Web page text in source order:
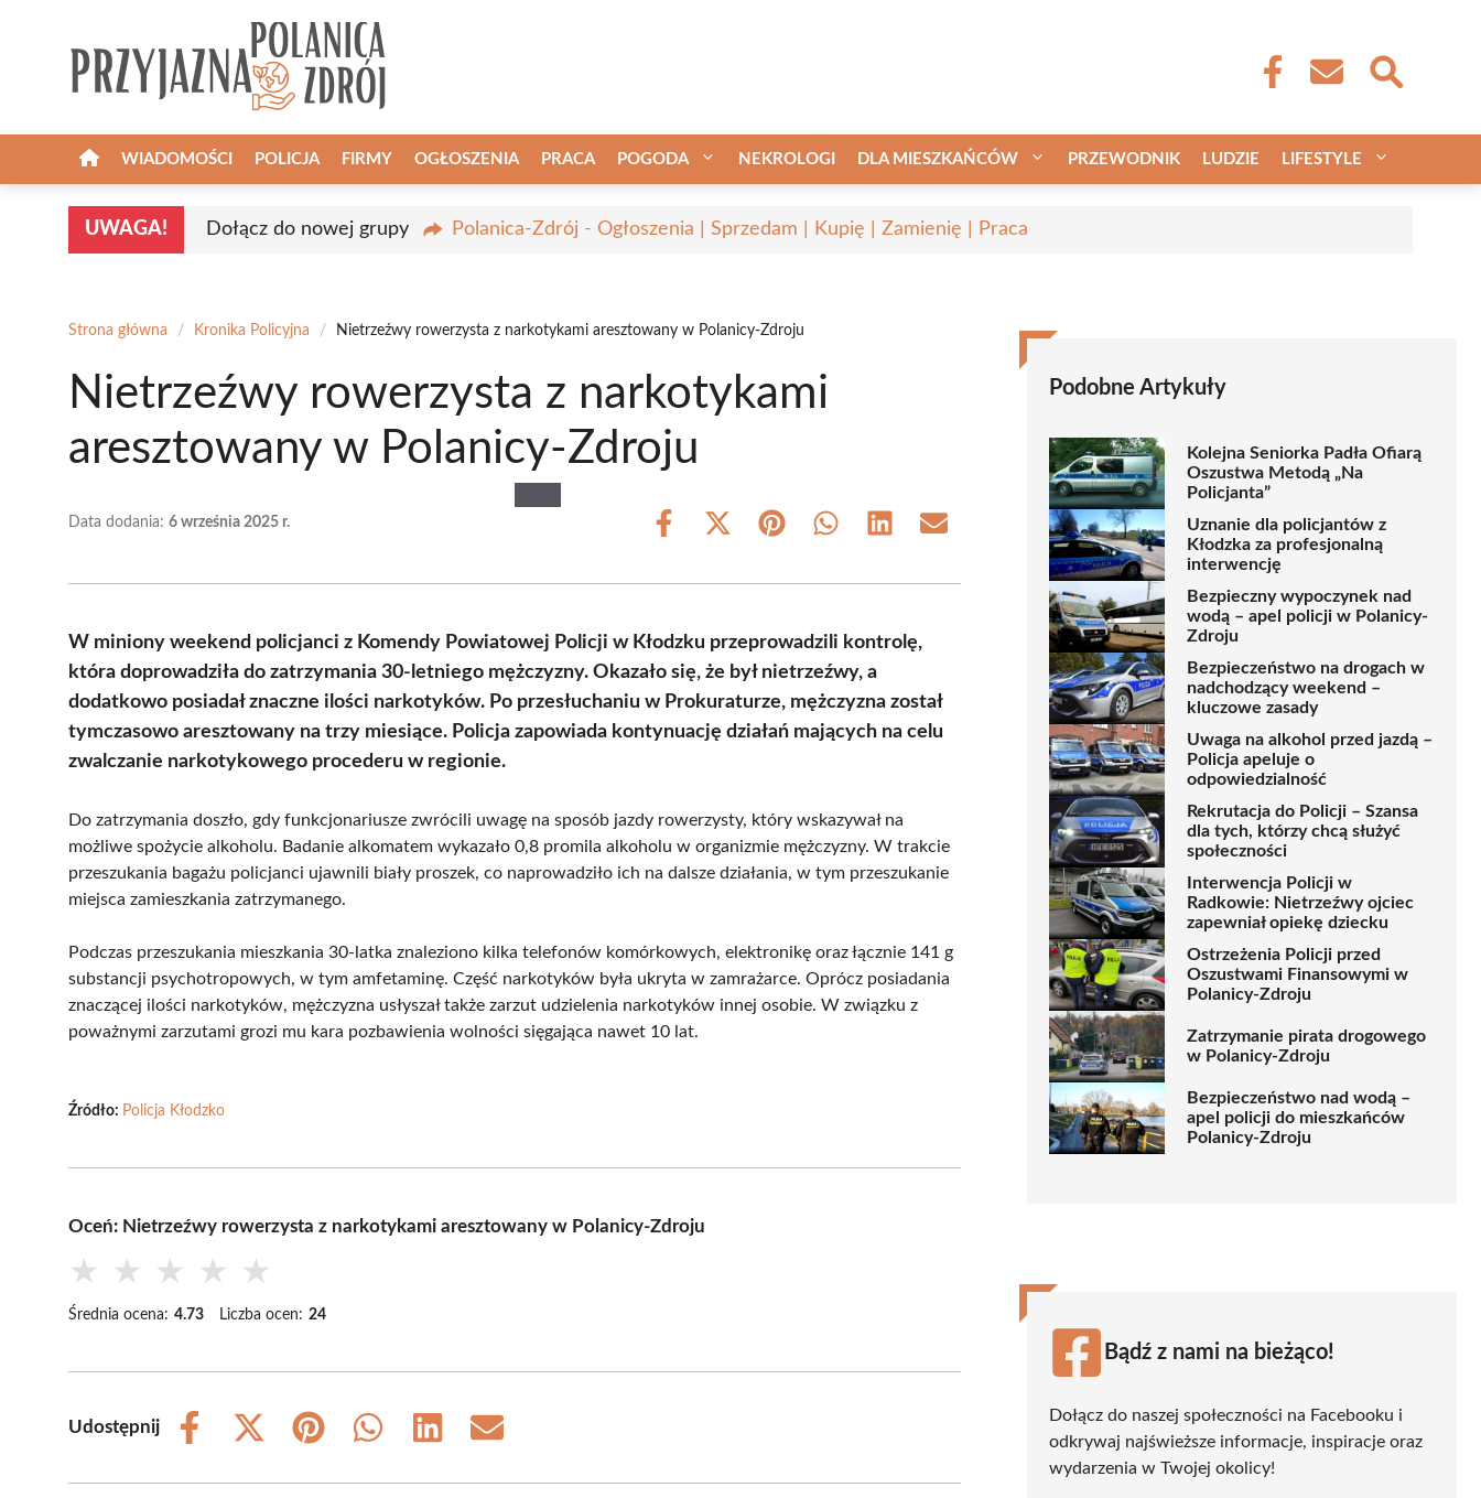
WIADOMOŚCI POLICJA FIRMY OGŁOSZENIA PRACA POGODA NEKROLOGI DLA MIESZKAŃCÓW PRZEWODNIK LUDZIE LIFESTYLE
UWAGA! Dołącz do nowej grupy Polanica-Zdrój - Ogłoszenia | Sprzedam | Kupię | Zamienię | Praca
Strona główna / Kronika Policyjna / Nietrzeźwy rowerzysta z narkotykami aresztowany w Polanicy-Zdroju
Nietrzeźwy rowerzysta z narkotykami
aresztowany w Polanicy-Zdroju
Data dodania: 6 września 2025 r.
Share
Share
(Twitter)
Share Share Share Share
W miniony weekend policjanci z Komendy Powiatowej Policji w Kłodzku przeprowadzili kontrolę,
która doprowadziła do zatrzymania 30-letniego mężczyzny. Okazało się, że był nietrzeźwy, a
dodatkowo posiadał znaczne ilości narkotyków. Po przesłuchaniu w Prokuraturze, mężczyzna został
tymczasowo aresztowany na trzy miesiące. Policja zapowiada kontynuację działań mających na celu
zwalczanie narkotykowego procederu w regionie.
Do zatrzymania doszło, gdy funkcjonariusze zwrócili uwagę na sposób jazdy rowerzysty, który wskazywał na
możliwe spożycie alkoholu. Badanie alkomatem wykazało 0,8 promila alkoholu w organizmie mężczyzny. W trakcie
przeszukania bagażu policjanci ujawnili biały proszek, co naprowadziło ich na dalsze działania, w tym przeszukanie
miejsca zamieszkania zatrzymanego.
Podczas przeszukania mieszkania 30-latka znaleziono kilka telefonów komórkowych, elektronikę oraz łącznie 141 g
substancji psychotropowych, w tym amfetaminę. Część narkotyków była ukryta w zamrażarce. Oprócz posiadania
znaczącej ilości narkotyków, mężczyzna usłyszał także zarzut udzielenia narkotyków innej osobie. W związku z
poważnymi zarzutami grozi mu kara pozbawienia wolności sięgająca nawet 10 lat.
Źródło: Policja Kłodzko
Oceń: Nietrzeźwy rowerzysta z narkotykami aresztowany w Polanicy-Zdroju
★ ★ ★ ★ ★
Średnia ocena: 4.73 Liczba ocen: 24
Udostępnij
Share
Share
(Twitter)
Share
Share
Share
Share
Podobne Artykuły
Kolejna Seniorka Padła Ofiarą
Oszustwa Metodą „Na
Policjanta”
Uznanie dla policjantów z
Kłodzka za profesjonalną
interwencję
Bezpieczny wypoczynek nad
wodą – apel policji w Polanicy-
Zdroju
Bezpieczeństwo na drogach w
nadchodzący weekend –
kluczowe zasady
Uwaga na alkohol przed jazdą –
Policja apeluje o
odpowiedzialność
Rekrutacja do Policji – Szansa
dla tych, którzy chcą służyć
społeczności
Interwencja Policji w
Radkowie: Nietrzeźwy ojciec
zapewniał opiekę dziecku
Ostrzeżenia Policji przed
Oszustwami Finansowymi w
Polanicy-Zdroju
Zatrzymanie pirata drogowego
w Polanicy-Zdroju
Bezpieczeństwo nad wodą –
apel policji do mieszkańców
Polanicy-Zdroju
Bądź z nami na bieżąco!
Dołącz do naszej społeczności na Facebooku i
odkrywaj najświeższe informacje, inspiracje oraz
wydarzenia w Twojej okolicy!